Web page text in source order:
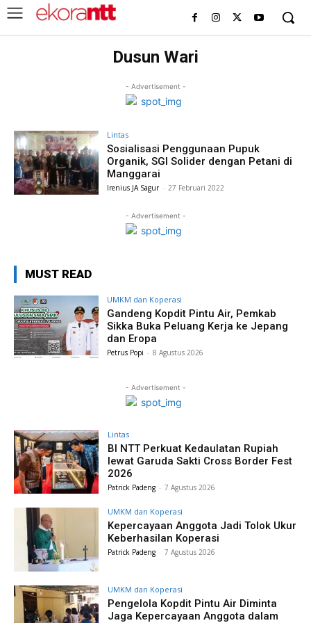
Dusun Wari
- Advertisement -
Lintas
Sosialisasi Penggunaan Pupuk
Organik, SGI Solider dengan Petani di
Manggarai
Irenius JA Sagur - 27 Februari 2022
- Advertisement -
MUST READ
UMKM dan Koperasi
Gandeng Kopdit Pintu Air, Pemkab
Sikka Buka Peluang Kerja ke Jepang
dan Eropa
Petrus Popi - 8 Agustus 2026
- Advertisement -
Lintas
BI NTT Perkuat Kedaulatan Rupiah
lewat Garuda Sakti Cross Border Fest
2026
Patrick Padeng - 7 Agustus 2026
UMKM dan Koperasi
Kepercayaan Anggota Jadi Tolok Ukur
Keberhasilan Koperasi
Patrick Padeng - 7 Agustus 2026
UMKM dan Koperasi
Pengelola Kopdit Pintu Air Diminta
Jaga Kepercayaan Anggota dalam